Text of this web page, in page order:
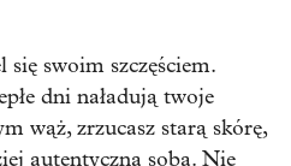
swoim szczęściem.
dni naładują twoje
wąż, zrzucasz starą skórę,
autentyczną sobą. Nie